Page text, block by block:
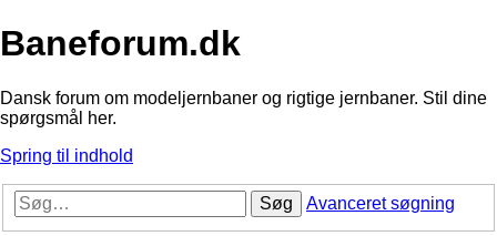
Baneforum.dk
Dansk forum om modeljernbaner og rigtige jernbaner. Stil dine
spørgsmål her.
Spring til indhold
Søg Avanceret søgning